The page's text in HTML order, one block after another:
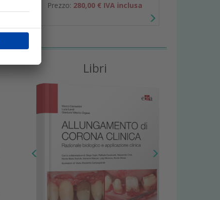
Prezzo: 280,00 € IVA inclusa
Libri